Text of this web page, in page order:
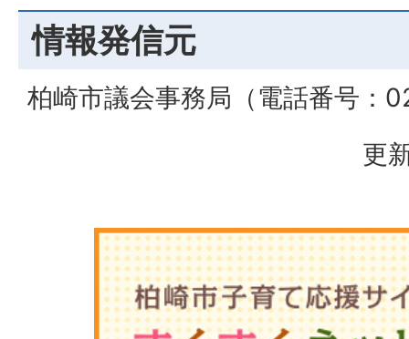
情報発信元
柏崎市議会事務局（電話番号：
更